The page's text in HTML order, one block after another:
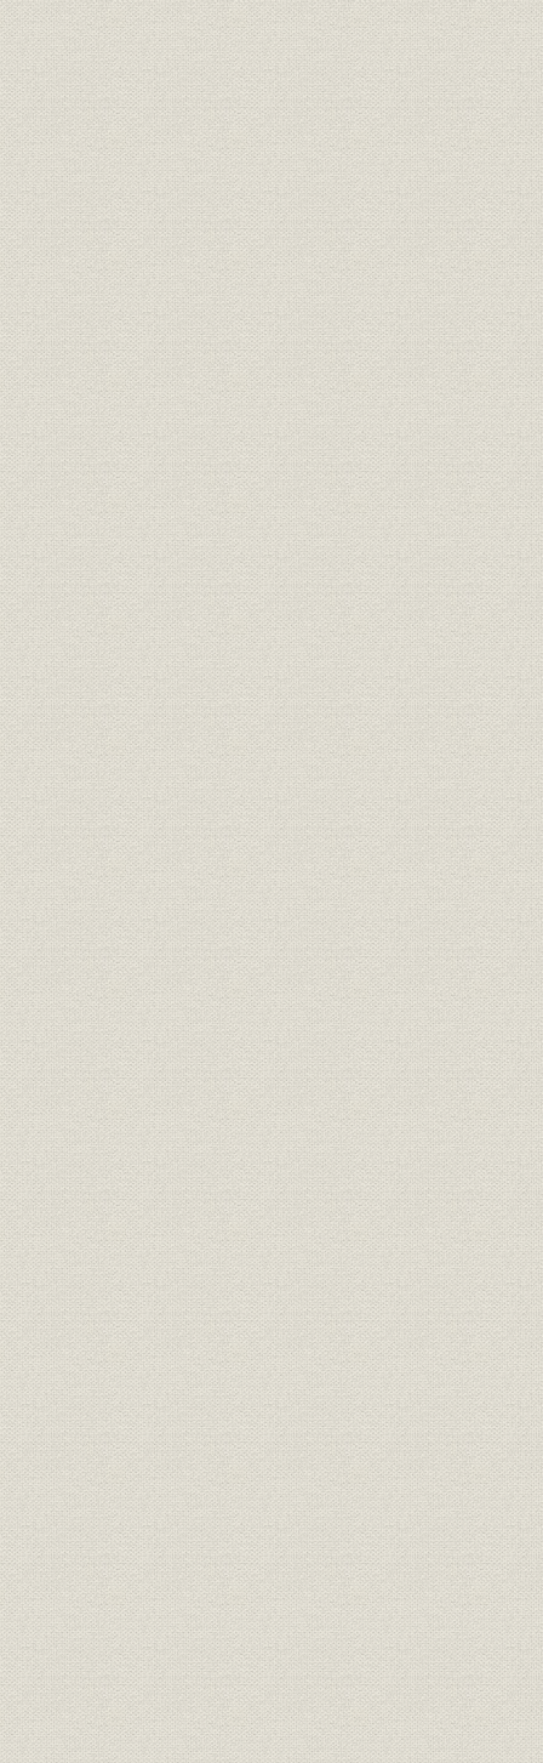
第3節 商品構成の変容と販売体制
第4節 海外事業の拡大
第5節 経営管理・労務と業績の推移
第4章 市場の成熟と国際化のなかの経営(昭和54年―昭和63年)
第1節 市場成熟のなかの経営環境と経営方針
第2節 研究・生産体制における競争力の強化
第3節 販売力の強化と製品分野の多角的拡大
第4節 海外事業の多角化
第5節 組織・人事と業績
資料・年表
索引
本文収録図・表一覧
主要参考文献
あとがき
【題字】 取締役会長 鈴木三郎助